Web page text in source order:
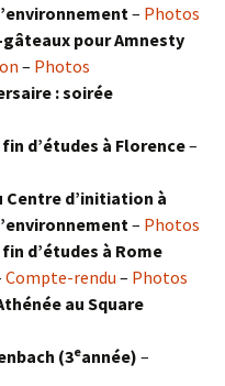
– Photos
pour Amnesty
– Photos
: soirée
d’études à Florence–
Centre d’initiation à
– Photos
d’études à Rome
Compte-rendu – Photos
au Square
(3eannée) –